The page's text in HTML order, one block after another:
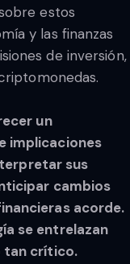
estos
y las finanzas
de inversión,
un
implicaciones
sus
cambios
acorde.
se entrelazan
tan crítico.